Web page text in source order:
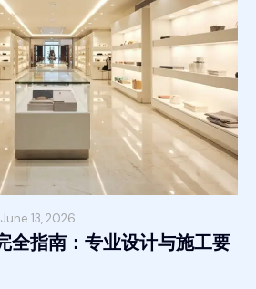
June 13, 2026
全指南：专业设计与施工要